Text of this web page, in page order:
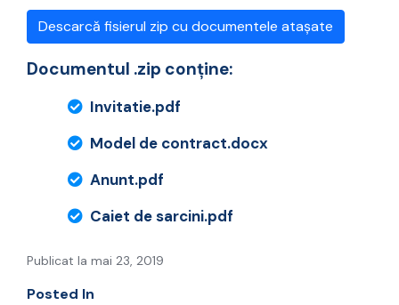
Descarcă fisierul zip cu documentele atașate
Documentul .zip conține:
Invitatie.pdf
Model de contract.docx
Anunt.pdf
Caiet de sarcini.pdf
Publicat la mai 23, 2019
Posted In